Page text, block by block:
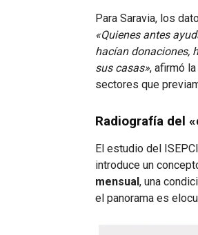
Para Saravia, los
«Quienes antes
hacían donaciones,
sus casas», afirmó
sectores que
Radiografía del
El estudio del
introduce un
mensual, una
el panorama es